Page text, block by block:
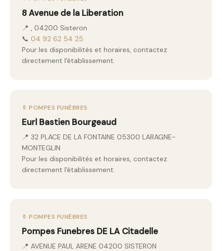
8 Avenue de la Liberation
📍 , 04200 Sisteron
📞 04 92 62 54 25
Pour les disponibilités et horaires, contactez
directement l'établissement.
⚱️ POMPES FUNÈBRES
Eurl Bastien Bourgeaud
📍 32 PLACE DE LA FONTAINE 05300 LARAGNE-
MONTEGLIN
Pour les disponibilités et horaires, contactez
directement l'établissement.
⚱️ POMPES FUNÈBRES
Pompes Funebres DE LA Citadelle
📍 AVENUE PAUL ARENE 04200 SISTERON